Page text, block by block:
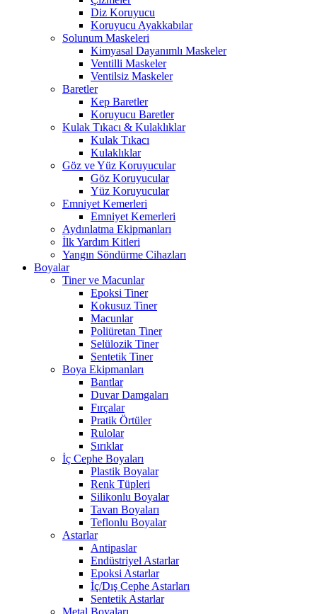
Diz Koruyucu
Koruyucu Ayakkabılar
Solunum Maskeleri
Kimyasal Dayanımlı Maskeler
Ventilli Maskeler
Ventilsiz Maskeler
Baretler
Kep Baretler
Koruyucu Baretler
Kulak Tıkacı & Kulaklıklar
Kulak Tıkacı
Kulaklıklar
Göz ve Yüz Koruyucular
Göz Koruyucular
Yüz Koruyucular
Emniyet Kemerleri
Emniyet Kemerleri
Aydınlatma Ekipmanları
İlk Yardım Kitleri
Yangın Söndürme Cihazları
Boyalar
Tiner ve Macunlar
Epoksi Tiner
Kokusuz Tiner
Macunlar
Poliüretan Tiner
Selülozik Tiner
Sentetik Tiner
Boya Ekipmanları
Bantlar
Duvar Damgaları
Fırçalar
Pratik Örtüler
Rulolar
Sırıklar
İç Cephe Boyaları
Plastik Boyalar
Renk Tüpleri
Silikonlu Boyalar
Tavan Boyaları
Teflonlu Boyalar
Astarlar
Antipaslar
Endüstriyel Astarlar
Epoksi Astarlar
İç/Dış Cephe Astarları
Sentetik Astarlar
Metal Boyaları